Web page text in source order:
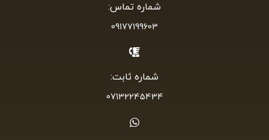
شماره تماس:
09177199603
شماره ثابت:
07132245434